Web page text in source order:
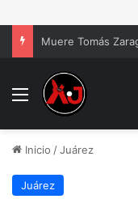
Muere Tomás
Menu
Inicio /Juárez
Juárez